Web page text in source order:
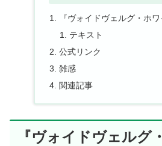
『ヴォイドヴェルグ・ホワ
テキスト
公式リンク
雑感
関連記事
『ヴォイドヴェルグ